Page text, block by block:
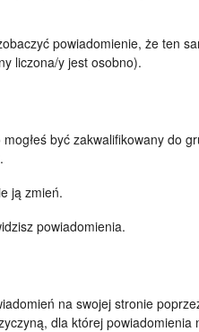
powiadomienie, że ten
liczona/y jest osobno).
być zakwalifikowany do
ją zmień.
powiadomienia.
na swojej stronie
dla której powiadomienia